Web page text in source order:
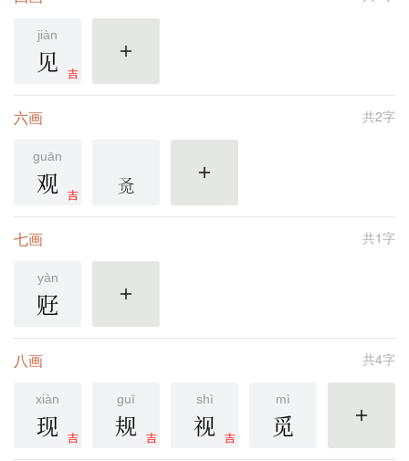
jiàn
吉
见 更多
共2字
六画
guān
吉
观 更多
共1字
七画
yàn
觃 更多
共4字
八画
xiàn
吉
现
guī
吉
规
shì
吉
视
mì
觅 更多